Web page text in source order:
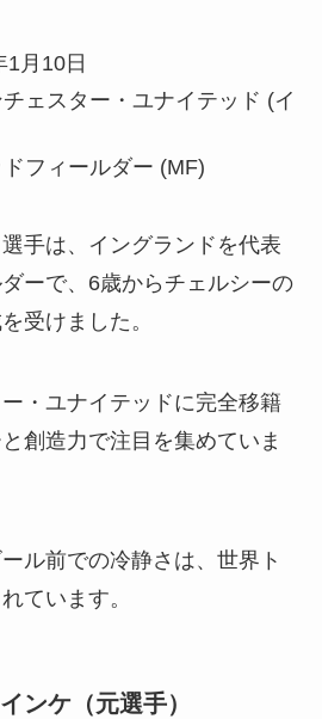
1月10日
ェスター・ユナイテッド (イ
フィールダー (MF)
手は、イングランドを代表
ーで、6歳からチェルシーの
受けました。
・ユナイテッドに完全移籍
創造力で注目を集めていま
ル前での冷静さは、世界ト
ています。
ンケ（元選手）